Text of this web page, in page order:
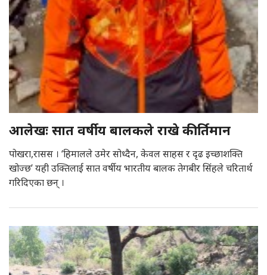
आलेखः सात वर्षीय बालकले राखे कीर्तिमान
पोखरा,रासस । ‘हिमालले उमेर सोध्दैन, केवल साहस र दृढ इच्छाशक्ति
खोज्छ’ यही उक्तिलाई सात वर्षीय भारतीय बालक तेगबीर सिंहले चरितार्थ
गरिदिएका छन् ।